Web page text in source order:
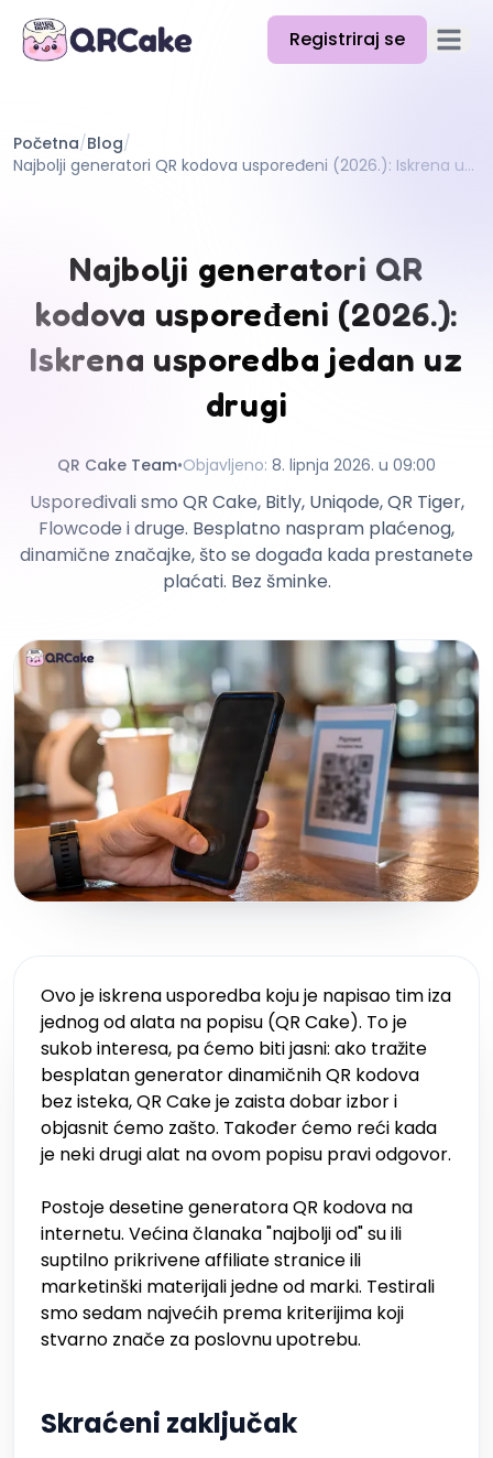
Registriraj se Otvori
Cijene
Dokumentacija
Pomoć
API
Početna/Blog/
Najbolji generatori QR kodova uspoređeni (2026.): Iskrena usporedba jedan uz drugi
Najbolji generatori QR
kodova uspoređeni (2026.):
Iskrena usporedba jedan uz
drugi
QR Cake Team•Objavljeno: 8. lipnja 2026. u 09:00
Uspoređivali smo QR Cake, Bitly, Uniqode, QR Tiger,
Flowcode i druge. Besplatno naspram plaćenog,
dinamične značajke, što se događa kada prestanete
plaćati. Bez šminke.
Ovo je iskrena usporedba koju je napisao tim iza
jednog od alata na popisu (QR Cake). To je
sukob interesa, pa ćemo biti jasni: ako tražite
besplatan generator dinamičnih QR kodova
bez isteka, QR Cake je zaista dobar izbor i
objasnit ćemo zašto. Također ćemo reći kada
je neki drugi alat na ovom popisu pravi odgovor.
Postoje desetine generatora QR kodova na
internetu. Većina članaka "najbolji od" su ili
suptilno prikrivene affiliate stranice ili
marketinški materijali jedne od marki. Testirali
smo sedam najvećih prema kriterijima koji
stvarno znače za poslovnu upotrebu.
Skraćeni zaključak